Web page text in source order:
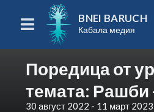
BNEI BARUCH
Кабала медия
Поредица от
темата: Рашби
30 август 2022 - 11 март 2023